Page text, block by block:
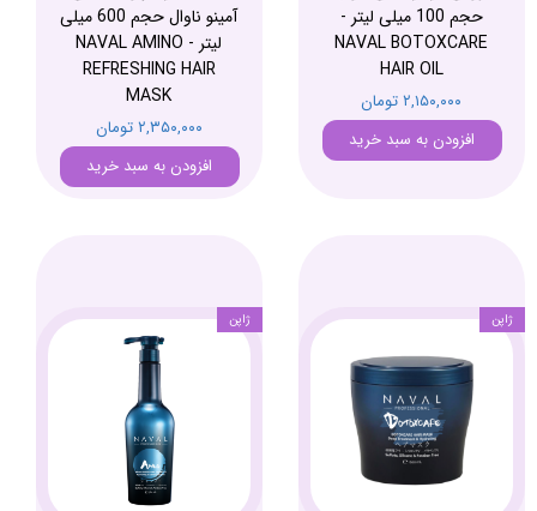
حجم 100 میلی لیتر -
NAVAL BOTOXCARE
HAIR OIL
۲,۱۵۰,۰۰۰ تومان
افزودن به سبد خرید
آمینو ناوال حجم 600 میلی
لیتر - NAVAL AMINO
REFRESHING HAIR
MASK
۲,۳۵۰,۰۰۰ تومان
افزودن به سبد خرید
ژاپن ژاپن